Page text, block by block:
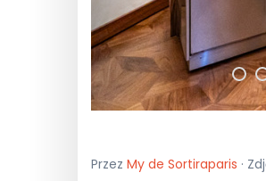
Przez My de Sortiraparis ·